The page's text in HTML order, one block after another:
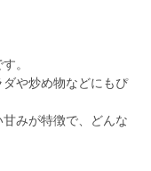
。
や炒め物などにもぴ
みが特徴で、どんな